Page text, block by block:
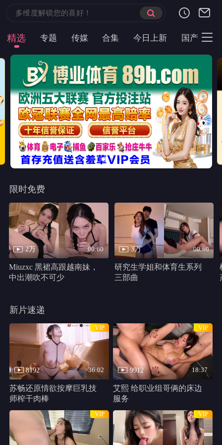
首页 现代言情 都市短剧 云短榜单 最近更新
千万别松手 HD
主演： 哈莉·贝瑞,克里斯汀·帕克,马修·凯文·安德森,史蒂芬妮·拉文
尼,Percy,Daggs,IV,安东尼·B.詹金斯,Cadence,Compton
共 1 集
千万别松手 线路1